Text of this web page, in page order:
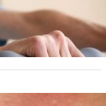
reducerea
atracția